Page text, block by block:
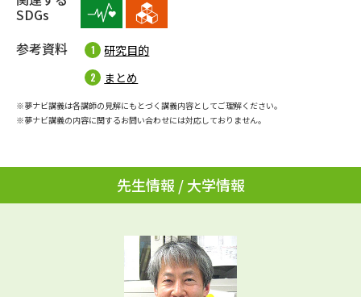
ユーザーサポート
Ｑ＆Ａ よくあるご質問
資料の料金の
お支払いについて
受付内容・発送状況の確認
お支払いサイト
特定商取引表記
SDGs
参考資料
研究目的
まとめ
※夢ナビ講義は各講師の見解にもとづく講義内容としてご理解ください。
※夢ナビ講義の内容に関するお問い合わせには対応しておりません。
先生情報 / 大学情報